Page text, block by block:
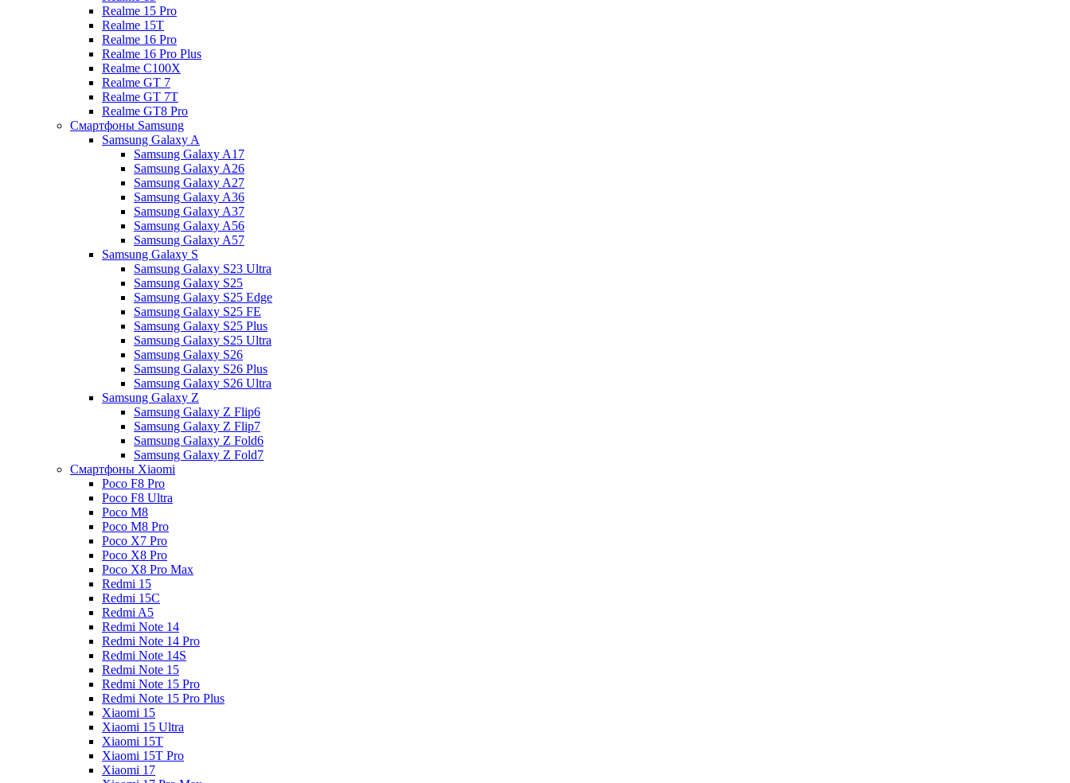
Realme 15 Pro
Realme 15T
Realme 16 Pro
Realme 16 Pro Plus
Realme C100X
Realme GT 7
Realme GT 7T
Realme GT8 Pro
Смартфоны Samsung
Samsung Galaxy A
Samsung Galaxy A17
Samsung Galaxy A26
Samsung Galaxy A27
Samsung Galaxy A36
Samsung Galaxy A37
Samsung Galaxy A56
Samsung Galaxy A57
Samsung Galaxy S
Samsung Galaxy S23 Ultra
Samsung Galaxy S25
Samsung Galaxy S25 Edge
Samsung Galaxy S25 FE
Samsung Galaxy S25 Plus
Samsung Galaxy S25 Ultra
Samsung Galaxy S26
Samsung Galaxy S26 Plus
Samsung Galaxy S26 Ultra
Samsung Galaxy Z
Samsung Galaxy Z Flip6
Samsung Galaxy Z Flip7
Samsung Galaxy Z Fold6
Samsung Galaxy Z Fold7
Смартфоны Xiaomi
Poco F8 Pro
Poco F8 Ultra
Poco M8
Poco M8 Pro
Poco X7 Pro
Poco X8 Pro
Poco X8 Pro Max
Redmi 15
Redmi 15C
Redmi A5
Redmi Note 14
Redmi Note 14 Pro
Redmi Note 14S
Redmi Note 15
Redmi Note 15 Pro
Redmi Note 15 Pro Plus
Xiaomi 15
Xiaomi 15 Ultra
Xiaomi 15T
Xiaomi 15T Pro
Xiaomi 17